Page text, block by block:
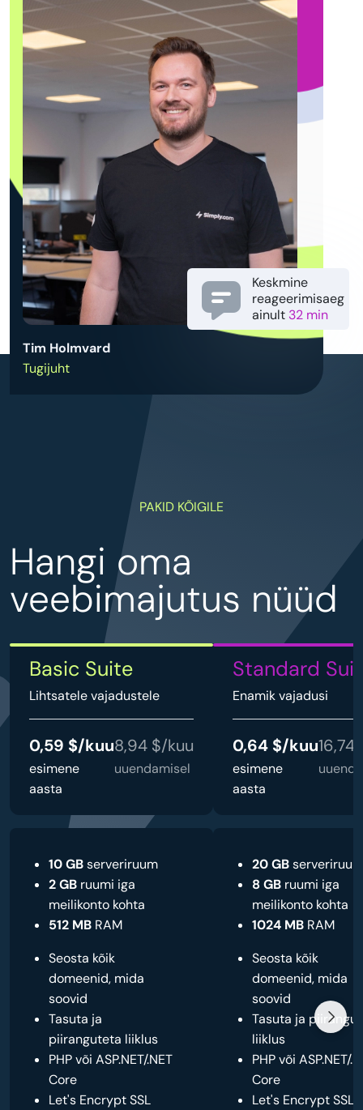
Tim Holmvard
Tugijuht
Keskmine
reageerimisaeg
ainult 32 min
PAKID KÕIGILE
Hangi oma
veebimajutus nüüd
Basic Suite
Lihtsatele vajadustele
0,59 $/kuu
esimene
aasta
8,94 $/kuu
uuendamisel
10 GBserveriruum
2 GB ruumi iga
meilikonto kohta
512 MB RAM
Seosta kõik
domeenid, mida
soovid
Tasuta ja
piiranguteta liiklus
PHP või ASP.NET/.NET
Core
Let's Encrypt SSL
Standard
Enamik vajadusi
0,64 $/kuu
esimene
aasta
16,74
20 GBserveriruum
8 GB ruumi iga
meilikonto kohta
1024 MB RAM
Seosta kõik
domeenid, mida
soovid
Tasuta ja
liiklus
PHP või ASP.NET/
Core
Let's Encrypt SSL